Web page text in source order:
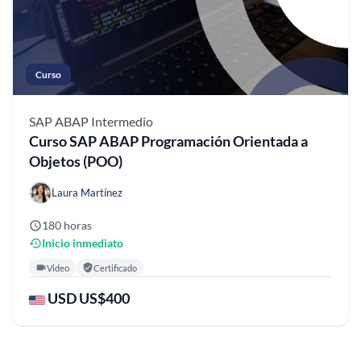
Curso
SAP ABAP Intermedio
Curso SAP ABAP Programación Orientada a
Objetos (POO)
Laura Martínez
180 horas
Inicio inmediato
Video Certificado
USD US$400